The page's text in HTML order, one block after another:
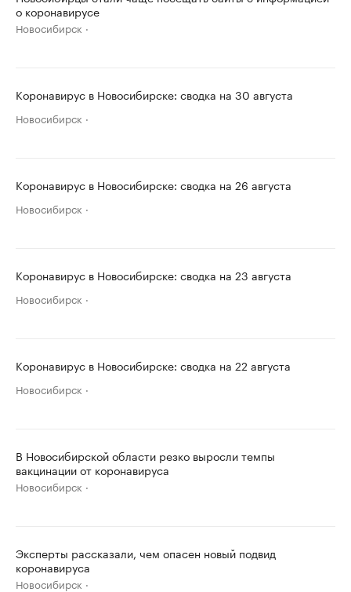
о коронавирусе
Новосибирск
Коронавирус в Новосибирске: сводка на 30 августа
Новосибирск
Коронавирус в Новосибирске: сводка на 26 августа
Новосибирск
Коронавирус в Новосибирске: сводка на 23 августа
Новосибирск
Коронавирус в Новосибирске: сводка на 22 августа
Новосибирск
В Новосибирской области резко выросли темпы
вакцинации от коронавируса
Новосибирск
Эксперты рассказали, чем опасен новый подвид
коронавируса
Новосибирск